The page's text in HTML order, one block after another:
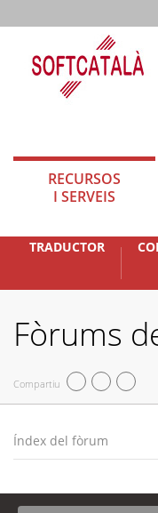
RECURSOS
I SERVEIS
TRADUCTOR
Fòrums
Compartiu
Índex del fòrum